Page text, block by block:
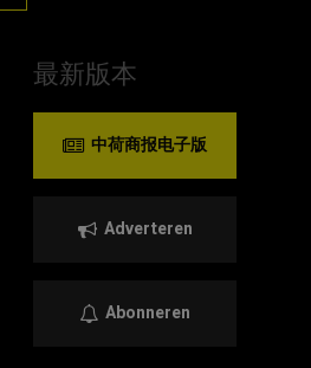
最新版本
中荷商报电子版
Adverteren
Abonneren